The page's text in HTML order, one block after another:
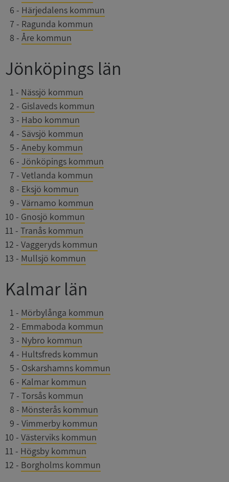
6 - Härjedalens kommun
7 - Ragunda kommun
8 - Åre kommun
Jönköpings län
1- Nässjö kommun
2 - Gislaveds kommun
3 - Habo kommun
4- Sävsjö kommun
5 - Aneby kommun
6 - Jönköpings kommun
7 - Vetlanda kommun
8 - Eksjö kommun
9 - Värnamo kommun
10 - Gnosjö kommun
11- Tranås kommun
12 - Vaggeryds kommun
13 - Mullsjö kommun
Kalmar län
1- Mörbylånga kommun
2 - Emmaboda kommun
3 - Nybro kommun
4- Hultsfreds kommun
5 - Oskarshamns kommun
6 - Kalmar kommun
7 - Torsås kommun
8 - Mönsterås kommun
9 - Vimmerby kommun
10 - Västerviks kommun
11- Högsby kommun
12 - Borgholms kommun